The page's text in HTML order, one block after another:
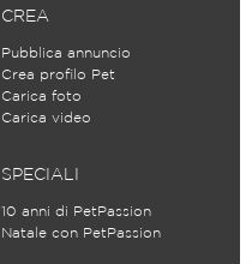
CREA
Pubblica annuncio
Crea profilo Pet
Carica foto
Carica video
SPECIALI
10 anni di PetPassion
Natale con PetPassion